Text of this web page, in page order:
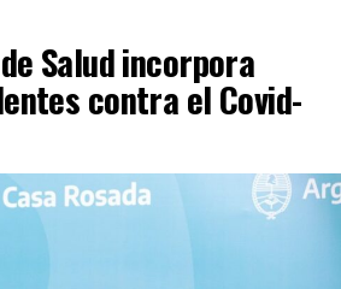
Salud incorpora
contra el Covid-